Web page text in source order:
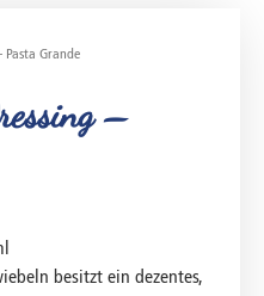
Pasta Grande
–
besitzt ein dezentes,